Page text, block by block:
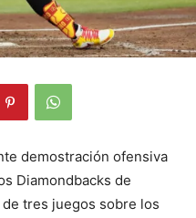
demostración ofensiva
Diamondbacks de
tres juegos sobre los